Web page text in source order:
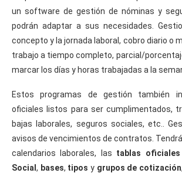
un software de gestión de nóminas y
podrán adaptar a sus necesidades.
concepto y la jornada laboral, cobro diario o
trabajo a tiempo completo, parcial/
marcar los días y horas trabajadas a la
Estos programas de gestión también
oficiales listos para ser cumplimentados,
bajas laborales, seguros sociales, etc..
avisos de vencimientos de contratos.
calendarios laborales, las tablas
Social , bases, tipos y grupos de cotización